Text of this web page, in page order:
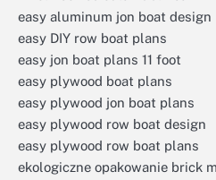
easy aluminum jon boat design
easy DIY row boat plans
easy jon boat plans 11 foot
easy plywood boat plans
easy plywood jon boat plans
easy plywood row boat design
easy plywood row boat plans
ekologiczne opakowanie brick